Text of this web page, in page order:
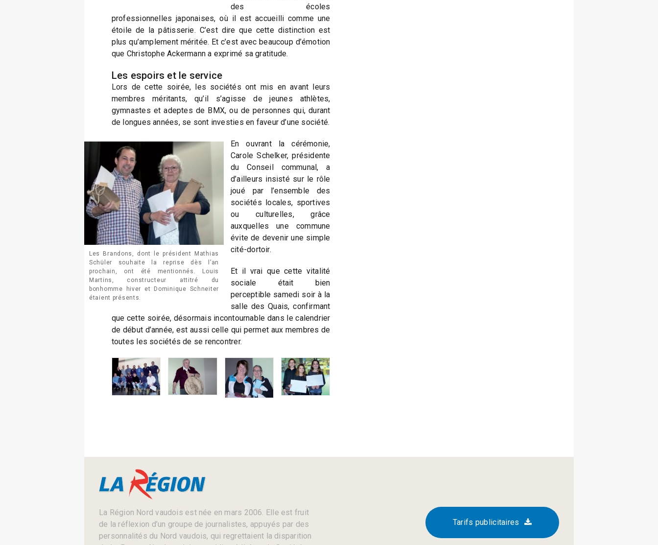
des écoles
professionnelles japonaises, où il est accueilli comme une
étoile de la pâtisserie. C’est dire que cette distinction est
plus qu’amplement méritée. Et c’est avec beaucoup d’émotion
que Christophe Ackermann a exprimé sa gratitude.
Les espoirs et le service
Lors de cette soirée, les sociétés ont mis en avant leurs
membres méritants, qu’il s’agisse de jeunes athlètes,
gymnastes et adeptes de BMX, ou de personnes qui, durant
de longues années, se sont investies en faveur d’une société.
Les Brandons, dont le président Mathias
Schüler souhaite la reprise dès l’an
prochain, ont été mentionnés. Louis
Martins, constructeur attitré du
bonhomme hiver et Dominique Schneiter
étaient présents.
En ouvrant la cérémonie,
Carole Schelker, présidente
du Conseil communal, a
d’ailleurs insisté sur le rôle
joué par l’ensemble des
sociétés locales, sportives
ou culturelles, grâce
auxquelles une commune
évite de devenir une simple
cité-dortoir.
Et il vrai que cette vitalité
sociale était bien
perceptible samedi soir à la
salle des Quais, confirmant
que cette soirée, désormais incontournable dans le calendrier
de début d’année, est aussi celle qui permet aux membres de
toutes les sociétés de se rencontrer.
La Région Nord vaudois est née en mars 2006. Elle est fruit
de la réflexion d’un groupe de journalistes, appuyés par des
personnalités du Nord vaudois, qui regrettaient la disparition
Tarifs publicitaires